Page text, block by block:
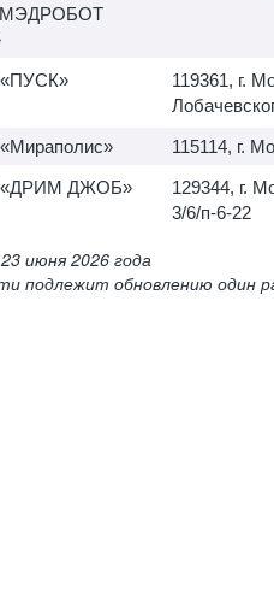
119361, г.
115114, г.
ДЖОБ»
129344, г.
3/6/п-6-22
июня 2026 года
подлежит обновлению один